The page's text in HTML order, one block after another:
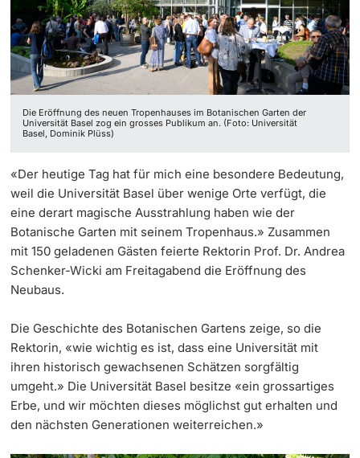
Dozierende
Podcasts
‡ ‡ ‡ ‡ ‡ ‡ ‡ ‡ ‡ ‡ ‡ ‡
Ukraine
Die Eröffnung des neuen Tropenhauses im Botanischen Garten der
Universität Basel zog ein grosses Publikum an. (Foto: Universität
Basel, Dominik Plüss)
«Der heutige Tag hat für mich eine besondere Bedeutung,
weil die Universität Basel über wenige Orte verfügt, die
eine derart magische Ausstrahlung haben wie der
Botanische Garten mit seinem Tropenhaus.» Zusammen
mit 150 geladenen Gästen feierte Rektorin Prof. Dr. Andrea
Schenker-Wicki am Freitagabend die Eröffnung des
Neubaus.
Die Geschichte des Botanischen Gartens zeige, so die
Rektorin, «wie wichtig es ist, dass eine Universität mit
ihren historisch gewachsenen Schätzen sorgfältig
umgeht.» Die Universität Basel besitze «ein grossartiges
Erbe, und wir möchten dieses möglichst gut erhalten und
den nächsten Generationen weiterreichen.»